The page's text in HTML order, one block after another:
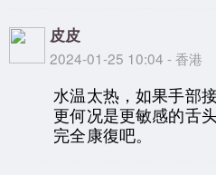
皮皮
2024-01-25 10:04 - 香港
水温太热，如果手部
更何况是更敏感的舌
完全康復吧。